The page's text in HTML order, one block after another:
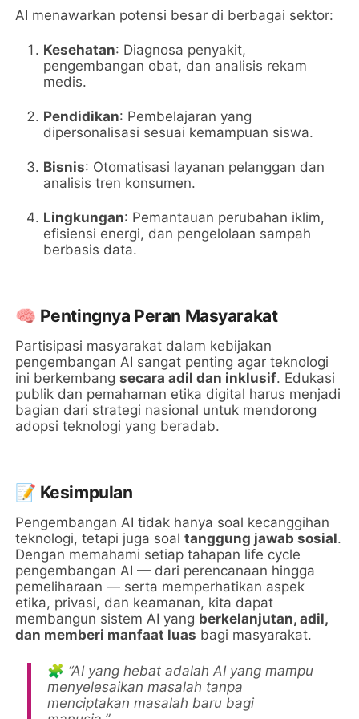
AI menawarkan potensi besar di berbagai sektor:
Kesehatan: Diagnosa penyakit,
pengembangan obat, dan analisis rekam
medis.
Pendidikan: Pembelajaran yang
dipersonalisasi sesuai kemampuan siswa.
Bisnis: Otomatisasi layanan pelanggan dan
analisis tren konsumen.
Lingkungan: Pemantauan perubahan iklim,
efisiensi energi, dan pengelolaan sampah
berbasis data.
🧠 Pentingnya Peran Masyarakat
Partisipasi masyarakat dalam kebijakan
pengembangan AI sangat penting agar teknologi
ini berkembangsecara adil dan inklusif. Edukasi
publik dan pemahaman etika digital harus menjadi
bagian dari strategi nasional untuk mendorong
adopsi teknologi yang beradab.
📝 Kesimpulan
Pengembangan AI tidak hanya soal kecanggihan
teknologi, tetapi juga soaltanggung jawab sosial.
Dengan memahami setiap tahapan life cycle
pengembangan AI — dari perencanaan hingga
pemeliharaan — serta memperhatikan aspek
etika, privasi, dan keamanan, kita dapat
membangun sistem AI yang berkelanjutan, adil,
dan memberi manfaat luas bagi masyarakat.
🧩 “AI yang hebat adalah AI yang mampu
menyelesaikan masalah tanpa
menciptakan masalah baru bagi